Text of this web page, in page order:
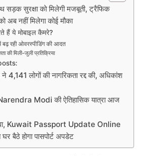
सुरक्षा को मिलेगी मजबूती, ट्रैफिक
अब नहीं मिलेगा कोई मौका
हैं ये मोबाइल कैमरे?
रही ओवरस्पीडिंग की आदत
की मिली-जुली प्रतिक्रिया
लोगों की नागरिकता रद्द की, अधिकांश
Modi की ऐतिहासिक यात्रा आज
Kuwait Passport Update Online
बैठे होगा पासपोर्ट अपडेट